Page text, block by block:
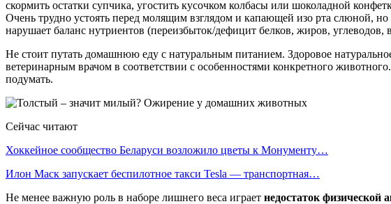
скормить остатки супчика, угостить кусочком колбасы или шоколадной
Очень трудно устоять перед молящим взглядом и капающей изо рта слюной,
нарушает баланс нутриентов (переизбыток/дефицит белков, жиров,
Не стоит путать домашнюю еду с натуральным питанием. Здоровое
ветеринарным врачом в соответствии с особенностями конкретного
подумать.
Сейчас читают
Хоккейное сообщество Беларуси возложило цветы к Монументу…
Илон Маск запускает беспилотное такси Tesla — транспортная…
Не менее важную роль в наборе лишнего веса играет недостаток физической